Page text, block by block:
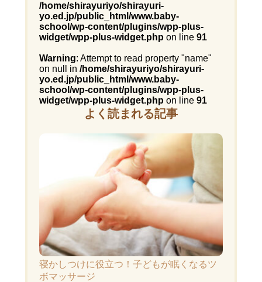
/home/shirayuriyo/shirayuri-
yo.ed.jp/public_html/www.baby-
school/wp-content/plugins/wpp-plus-
widget/wpp-plus-widget.phpon line 91
Warning: Attempt to read property "name"
on null in /home/shirayuriyo/shirayuri-
yo.ed.jp/public_html/www.baby-
school/wp-content/plugins/wpp-plus-
widget/wpp-plus-widget.phpon line 91
よく読まれる記事
寝かしつけに役立つ！子どもが眠くなるツ
ボマッサージ